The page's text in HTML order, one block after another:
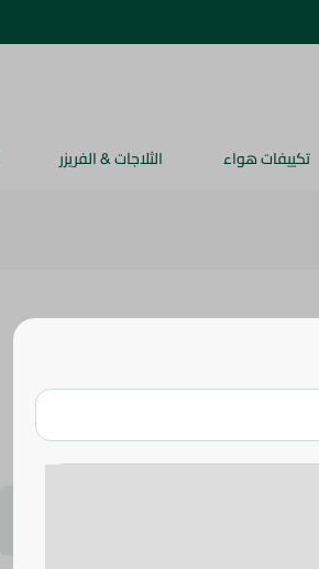
تكييفات هواء الثلاجات & الفريزر
بالريحان - 60 جرام
على التوفر.